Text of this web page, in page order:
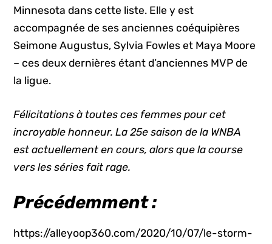
Minnesota dans cette liste. Elle y est
accompagnée de ses anciennes coéquipières
Seimone Augustus, Sylvia Fowles et Maya Moore
– ces deux dernières étant d’anciennes MVP de
la ligue.
Félicitations à toutes ces femmes pour cet
incroyable honneur. La 25e saison de la WNBA
est actuellement en cours, alors que la course
vers les séries fait rage.
Précédemment :
https://alleyoop360.com/2020/10/07/le-storm-